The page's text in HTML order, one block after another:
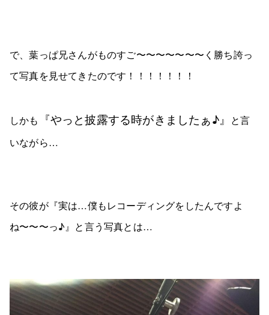
で、葉っぱ兄さんがものすご〜〜〜〜〜〜〜く勝ち誇っ
て写真を見せてきたのです！！！！！！！
しかも 『やっと披露する時がきましたぁ♪』 と言
いながら…
その彼が『実は…僕もレコーディングをしたんですよ
ね〜〜〜っ♪』と言う写真とは…